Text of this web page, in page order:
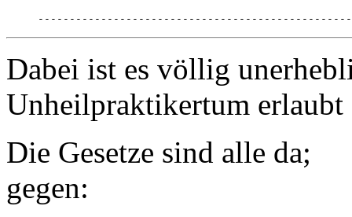
Dabei ist es völlig
Unheilpraktikertum
Die Gesetze sind alle da;
gegen: